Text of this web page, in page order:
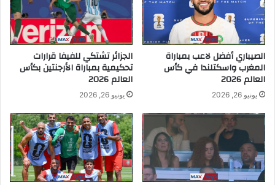
الصيباري أفضل لاعب بمباراة
المغرب واسكتلندا في كأس
العالم 2026
يونيو 26, 2026
الجزائر تشتكي للفيفا قرارات
تحكيمية بمباراة الأرجنتين بكأس
العالم 2026
يونيو 26, 2026